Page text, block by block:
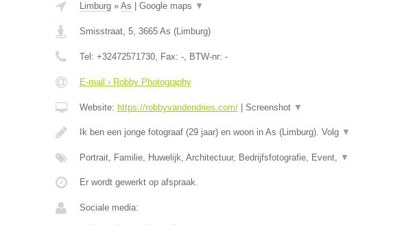
Limburg» As Google maps ▼
Smisstraat, 5, 3665 As (Limburg)
Tel: +32472571730, Fax: -, BTW-nr: -
E-mail › Robby Photography
Website: https://robbyvandendries.com/| Screenshot ▼
Ik ben een jonge fotograaf (29 jaar) en woon in As (Limburg). Volg ▼
Portrait, Familie, Huwelijk, Architectuur, Bedrijfsfotografie, Event, ▼
Er wordt gewerkt op afspraak.
Sociale media: